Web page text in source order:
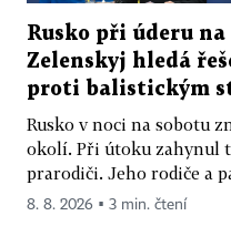
Rusko při úderu
Zelenskyj hledá
proti balistickým
Rusko v noci na sobotu
okolí. Při útoku zahynul
prarodiči. Jeho rodiče a
8. 8. 2026 ▪ 3 min. čtení